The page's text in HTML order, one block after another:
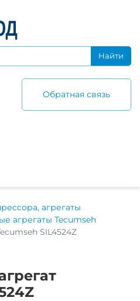
Обратная связь
агрегаты
агрегаты Tecumseh
SIL4524Z